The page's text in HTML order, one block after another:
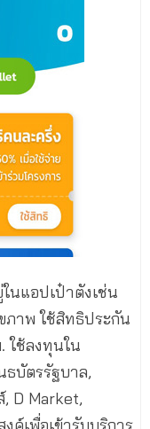
นแอปเป๋าตังเช่น
ภาพ ใช้สิทธิประกัน
ใช้ลงทุนใน
บัตรรัฐบาล,
D Market,
ค์เพื่อเข้ารับบริการ